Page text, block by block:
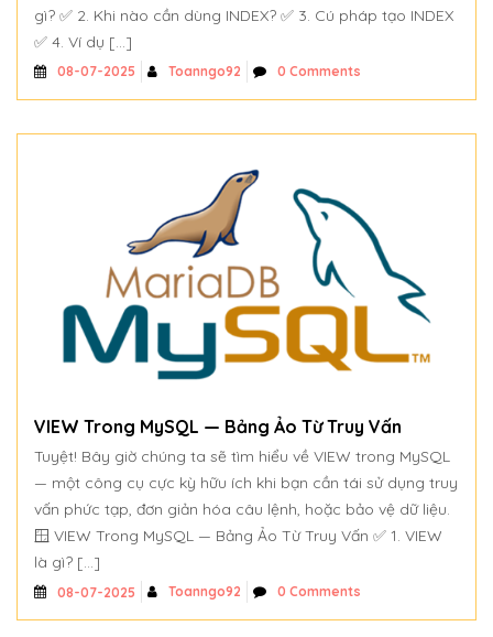
gì? ✅ 2. Khi nào cần dùng INDEX? ✅ 3. Cú pháp tạo INDEX
✅ 4. Ví dụ […]
08-07-2025 Toanngo92 0 Comments
VIEW Trong MySQL — Bảng Ảo Từ Truy Vấn
Tuyệt! Bây giờ chúng ta sẽ tìm hiểu về VIEW trong MySQL
— một công cụ cực kỳ hữu ích khi bạn cần tái sử dụng truy
vấn phức tạp, đơn giản hóa câu lệnh, hoặc bảo vệ dữ liệu.
🪟 VIEW Trong MySQL — Bảng Ảo Từ Truy Vấn ✅ 1. VIEW
là gì? […]
08-07-2025 Toanngo92 0 Comments